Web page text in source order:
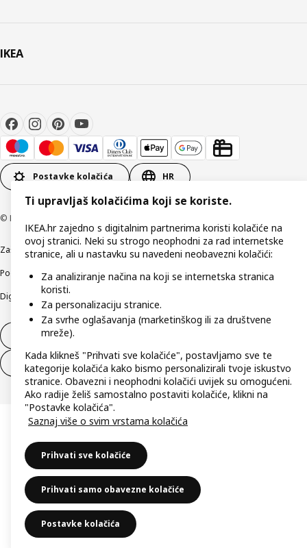
IKEA
Postavke kolačića HR
© Inter IKEA Systems B.V 1999-2026
Zaštita privatnostiKako koristimo kolačiće (Cookies)Uvjeti poslovanja
Podaci o tvrtki IKEA HrvatskaEtično otkrivanje sigurnosnih nedostataka
Digitalna pristupačnost
Jednostrani raskid ugovora
Jednostrani raskid ugovora za usluge
Ti upravljaš kolačićima koji se koriste.
IKEA.hr zajedno s digitalnim partnerima koristi kolačiće na
ovoj stranici. Neki su strogo neophodni za rad internetske
stranice, ali u nastavku su navedeni neobavezni kolačići:
Za analiziranje načina na koji se internetska stranica
koristi.
Za personalizaciju stranice.
Za svrhe oglašavanja (marketinškog ili za društvene
mreže).
Kada klikneš "Prihvati sve kolačiće", postavljamo sve te
kategorije kolačića kako bismo personalizirali tvoje iskustvo
stranice. Obavezni i neophodni kolačići uvijek su omogućeni.
Ako radije želiš samostalno postaviti kolačiće, klikni na
"Postavke kolačića".
Saznaj više o svim vrstama kolačića
Prihvati sve kolačiće
Prihvati samo obavezne kolačiće
Postavke kolačića